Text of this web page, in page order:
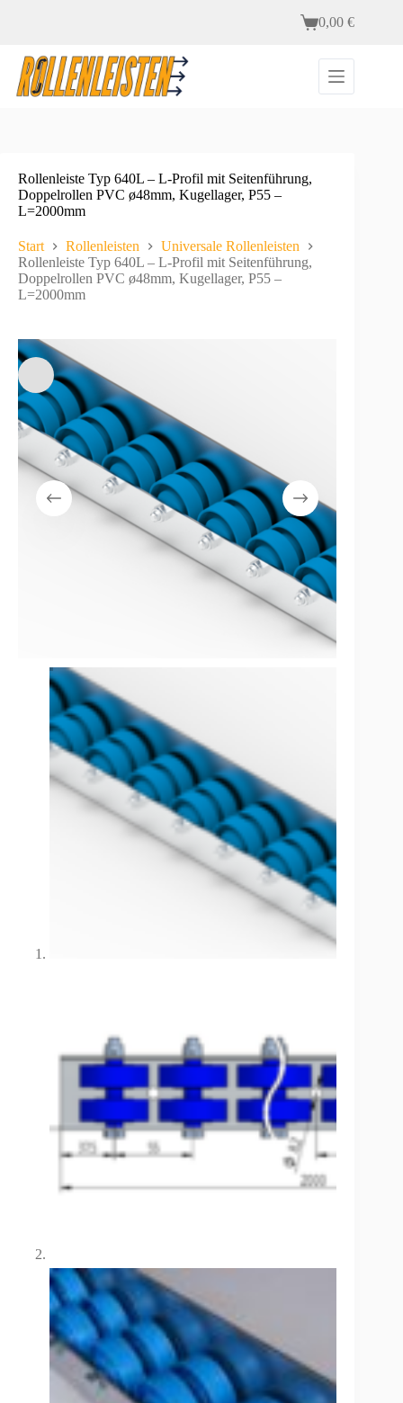
Warenkorb
0,00€
Rollenleiste Typ 640L – L-Profil mit Seitenführung,
Doppelrollen PVC ø48mm, Kugellager, P55 –
L=2000mm
Start Rollenleisten
Universale Rollenleisten
Rollenleiste Typ 640L – L-Profil mit Seitenführung,
Doppelrollen PVC ø48mm, Kugellager, P55 –
L=2000mm